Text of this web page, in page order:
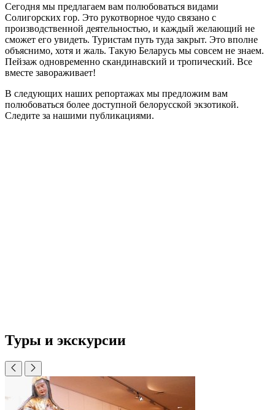
Сегодня мы предлагаем вам полюбоваться видами
Солигорских гор. Это рукотворное чудо связано с
производственной деятельностью, и каждый желающий не
сможет его увидеть. Туристам путь туда закрыт. Это вполне
объяснимо, хотя и жаль. Такую Беларусь мы совсем не знаем.
Пейзаж одновременно скандинавский и тропический. Все
вместе завораживает!
В следующих наших репортажах мы предложим вам
полюбоваться более доступной белорусской экзотикой.
Следите за нашими публикациями.
Туры и экскурсии